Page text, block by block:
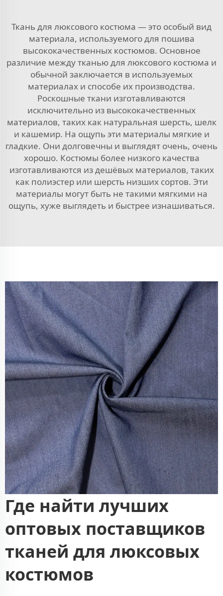
Ткань для люксового костюма — это особый вид
материала, используемого для пошива
высококачественных костюмов. Основное
различие между тканью для люксового костюма и
обычной заключается в используемых
материалах и способе их производства.
Роскошные ткани изготавливаются
исключительно из высококачественных
материалов, таких как натуральная шерсть, шелк
и кашемир. На ощупь эти материалы мягкие и
гладкие. Они долговечны и выглядят очень, очень
хорошо. Костюмы более низкого качества
изготавливаются из дешёвых материалов, таких
как полиэстер или шерсть низших сортов. Эти
материалы могут быть не такими мягкими на
ощупь, хуже выглядеть и быстрее изнашиваться.
Где найти лучших
оптовых поставщиков
тканей для люксовых
костюмов